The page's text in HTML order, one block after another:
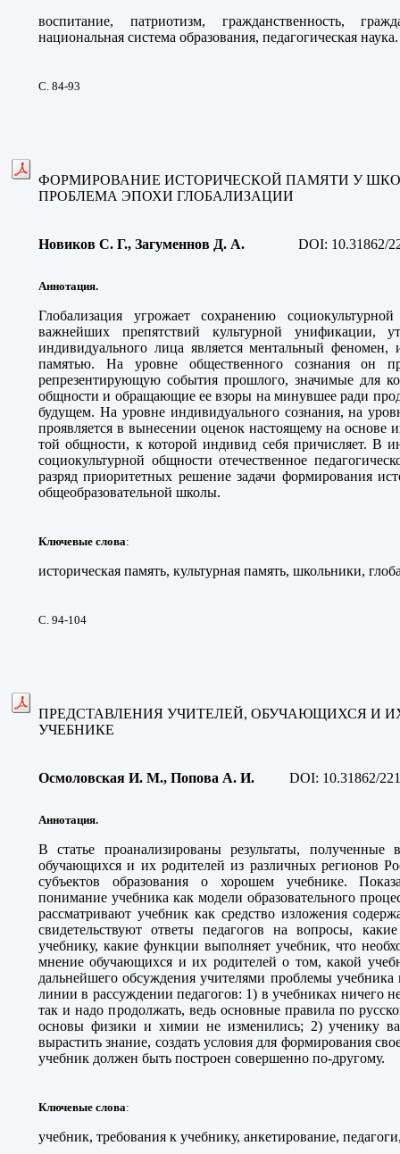
воспитание, патриотизм, гражданственность,
национальная система образования, педагогическая наука.
С. 84-93
ФОРМИРОВАНИЕ ИСТОРИЧЕСКОЙ ПАМЯТИ У
ПРОБЛЕМА ЭПОХИ ГЛОБАЛИЗАЦИИ
Новиков С. Г., Загуменнов Д. А. DOI: 10.31862/
Аннотация.
Глобализация угрожает сохранению
важнейших препятствий культурной унификации,
индивидуального лица является ментальный феномен,
памятью. На уровне общественного сознания он
репрезентирующую события прошлого, значимые для
общности и обращающие ее взоры на минувшее ради
будущем. На уровне индивидуального сознания, на
проявляется в вынесении оценок настоящему на основе
той общности, к которой индивид себя причисляет. В
социокультурной общности отечественное
разряд приоритетных решение задачи формирования
общеобразовательной школы.
Ключевые слова:
историческая память, культурная память, школьники,
С. 94-104
ПРЕДСТАВЛЕНИЯ УЧИТЕЛЕЙ, ОБУЧАЮЩИХСЯ И
УЧЕБНИКЕ
Осмоловская И. М., Попова А. И. DOI: 10.31862/
Аннотация.
В статье проанализированы результаты, полученные
обучающихся и их родителей из различных регионов
субъектов образования о хорошем учебнике.
понимание учебника как модели образовательного
рассматривают учебник как средство изложения
свидетельствуют ответы педагогов на вопросы,
учебнику, какие функции выполняет учебник, что
мнение обучающихся и их родителей о том, какой
дальнейшего обсуждения учителями проблемы учебника
линии в рассуждении педагогов: 1) в учебниках ничего
так и надо продолжать, ведь основные правила по
основы физики и химии не изменились; 2) ученику
вырастить знание, создать условия для формирования
учебник должен быть построен совершенно по-другому.
Ключевые слова:
учебник, требования к учебнику, анкетирование,